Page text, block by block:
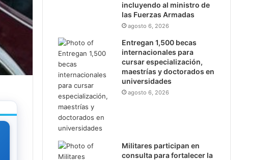
incluyendo al ministro de
las Fuerzas Armadas
agosto 6, 2026
Entregan 1,500 becas
internacionales para
cursar especialización,
maestrías y doctorados en
universidades
agosto 6, 2026
Militares participan en
consulta para fortalecer la